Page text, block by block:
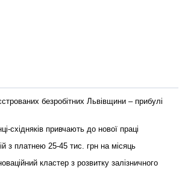
безробітних Львівщини – прибулі
привчають до нової праці
з платнею 25‑45 тис. грн на місяць
кластер з розвитку залізничного